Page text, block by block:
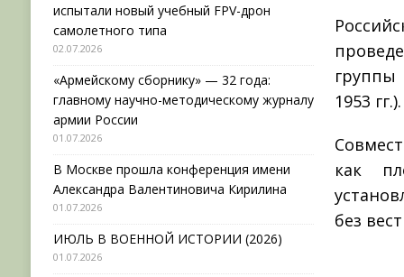
группы
1953 гг.).
как
без
испытали новый учебный FPV-дрон
самолетного типа
02.07.2026
«Армейскому сборнику» — 32 года:
главному научно-методическому журналу
армии России
01.07.2026
В Москве прошла конференция имени
Александра Валентиновича Кирилина
01.07.2026
ИЮЛЬ В ВОЕННОЙ ИСТОРИИ (2026)
01.07.2026